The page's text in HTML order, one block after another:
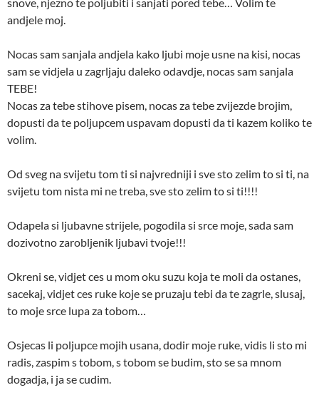
snove, njezno te poljubiti i sanjati pored tebe… Volim te
andjele moj.
Nocas sam sanjala andjela kako ljubi moje usne na kisi, nocas
sam se vidjela u zagrljaju daleko odavdje, nocas sam sanjala
TEBE!
Nocas za tebe stihove pisem, nocas za tebe zvijezde brojim,
dopusti da te poljupcem uspavam dopusti da ti kazem koliko te
volim.
Od sveg na svijetu tom ti si najvredniji i sve sto zelim to si ti, na
svijetu tom nista mi ne treba, sve sto zelim to si ti!!!!
Odapela si ljubavne strijele, pogodila si srce moje, sada sam
dozivotno zarobljenik ljubavi tvoje!!!
Okreni se, vidjet ces u mom oku suzu koja te moli da ostanes,
sacekaj, vidjet ces ruke koje se pruzaju tebi da te zagrle, slusaj,
to moje srce lupa za tobom…
Osjecas li poljupce mojih usana, dodir moje ruke, vidis li sto mi
radis, zaspim s tobom, s tobom se budim, sto se sa mnom
dogadja, i ja se cudim.